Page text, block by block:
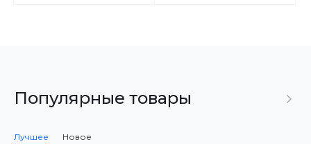
Популярные товары
Лучшее Новое